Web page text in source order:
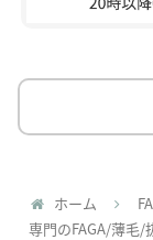
ホーム
専門のFAGA/薄毛/